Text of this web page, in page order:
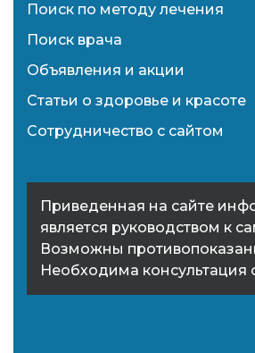
Поиск по методу лечения
Поиск врача
Объявления и акции
Статьи о здоровье и красоте
Сотрудничество с сайтом
Приведенная на сайте
является руководством к
Возможны
Необходима консультация